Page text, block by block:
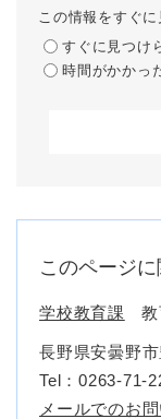
この情報をすぐ
すぐに見つけ
時間がかかっ
このページ
学校教育課
長野県安曇野
Tel：0263-71-
メールでのお